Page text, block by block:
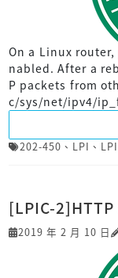
On a Linux
nabled. After a
P packets from
c/sys/net/ipv4/
202-450 、 LPI 、
[LPIC-
2019 年 2 月 10 日